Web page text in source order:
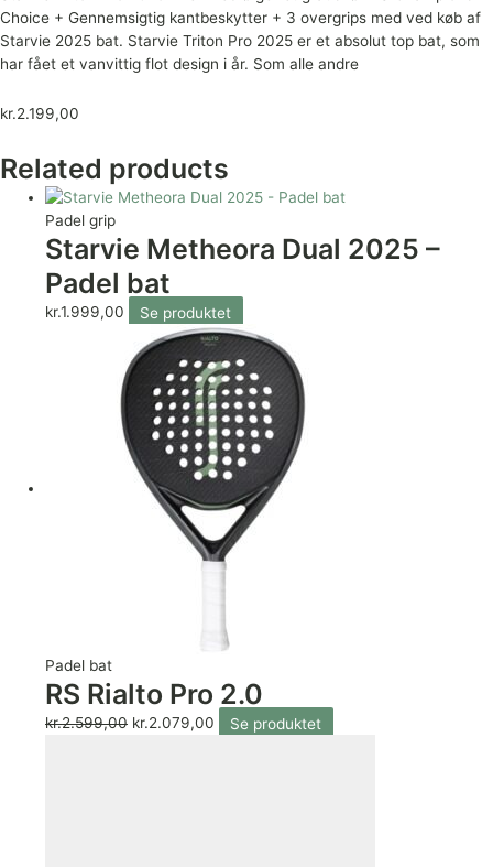
Choice + Gennemsigtig kantbeskytter + 3 overgrips med ved køb af
Starvie 2025 bat. Starvie Triton Pro 2025 er et absolut top bat, som
har fået et vanvittig flot design i år. Som alle andre
kr.2.199,00
Related products
Padel grip
Starvie Metheora Dual 2025 –
Padel bat
kr.1.999,00 Se produktet
Padel bat
RS Rialto Pro 2.0
kr.2.599,00 kr.2.079,00 Se produktet